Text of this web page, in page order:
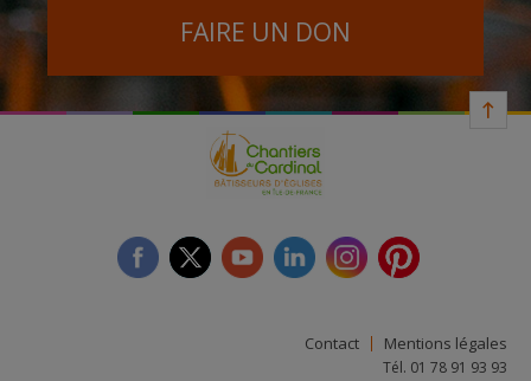
FAIRE UN DON
Contact Mentions légales
Tél. 01 78 91 93 93